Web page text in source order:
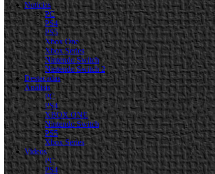
Noticias
PC
PS4
PS5
Xbox One
Xbox Series
Nintendo Switch
Nintendo Switch 2
Destacadas
Análisis
PC
PS4
XBOX ONE
Nintendo Switch
PS5
Xbox Series
Videos
PC
PS4